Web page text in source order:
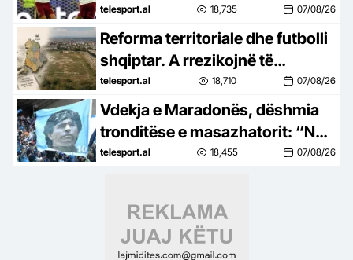
po hyn në fazën vendimtare
telesport.al 18,735 07/08/26
Reforma territoriale dhe futbolli
shqiptar. A rrezikojnë të
“shkrihen” edhe klubet bashkë
me bashkitë?
telesport.al 18,710 07/08/26
Vdekja e Maradonës, dëshmia
tronditëse e masazhatorit: “Nuk
donte të ngrihej nga shtrati, as
telesport.al 18,455 07/08/26